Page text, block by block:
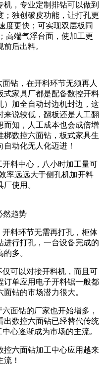
，专业定制排钻可以做到
独创破皮功能，让打孔更
度更快；可实现双层板同
高端气浮台面，使加工更
后出料。
钻，在开料环节无须再人
式家具厂都是配备数控开料
）加全自动封边机封边，这
来说较低，翻板还是人工翻
而知，人工成本也会成倍增
梆数控六面钻，板式家具生
动化无人化迈进！
料中心，八小时加工量可
率远远大于侧孔机加开料
使用。
然趋势
料环节无需再打孔，柜体
进行打孔，一台设备完成的
多。
可以对接开料机，而且可
订单应用电子开料锯一般都
钻的市场潜力很大。
面钻的厂家也开始增多，
出数控六面钻已经替代传统
心逐渐成为市场的主流。
控六面钻加工中心应用越来
！